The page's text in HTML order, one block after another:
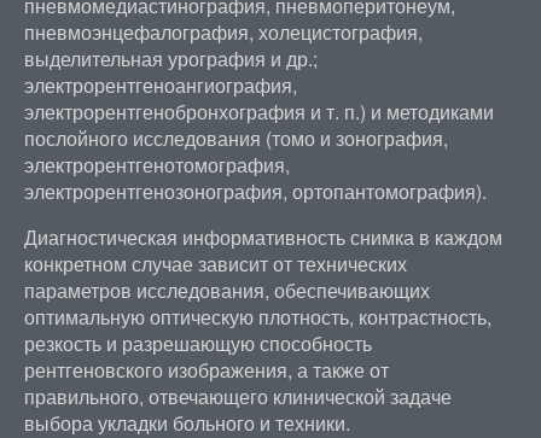
пневмоэнцефалография, холецистография,
выделительная урография и др.;
электрорентгеноангиография,
электрорентгенобронхография и т. п.) и методиками
послойного исследования (томо и зонография,
электрорентгенотомография,
электрорентгенозонография, ортопантомография).
Диагностическая информативность снимка в каждом
конкретном случае зависит от технических
параметров исследования, обеспечивающих
оптимальную оптическую плотность, контрастность,
резкость и разрешающую способность
рентгеновского изображения, а также от
правильного, отвечающего клинической задаче
выбора укладки больного и техники.